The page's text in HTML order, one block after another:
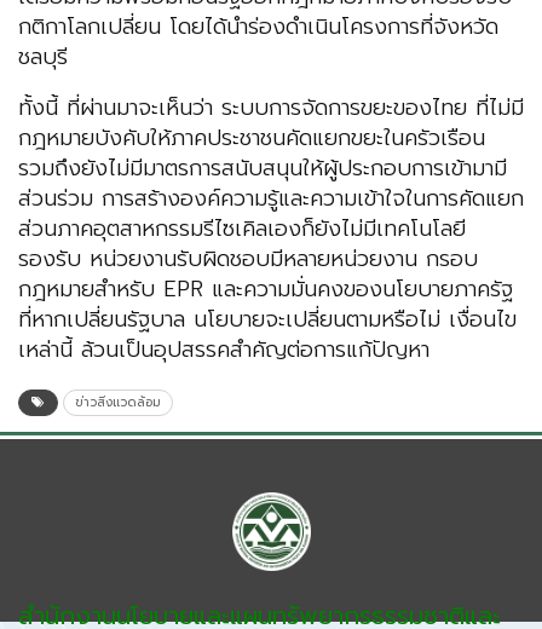
กติกาโลกเปลี่ยน โดยได้นำร่องดำเนินโครงการที่จังหวัด
ชลบุรี
ทั้งนี้ ที่ผ่านมาจะเห็นว่า ระบบการจัดการขยะของไทย ที่ไม่มี
กฎหมายบังคับให้ภาคประชาชนคัดแยกขยะในครัวเรือน
รวมถึงยังไม่มีมาตรการสนับสนุนให้ผู้ประกอบการเข้ามามี
ส่วนร่วม การสร้างองค์ความรู้และความเข้าใจในการคัดแยก
ส่วนภาคอุตสาหกรรมรีไซเคิลเองก็ยังไม่มีเทคโนโลยี
รองรับ หน่วยงานรับผิดชอบมีหลายหน่วยงาน กรอบ
กฎหมายสำหรับ EPR และความมั่นคงของนโยบายภาครัฐ
ที่หากเปลี่ยนรัฐบาล นโยบายจะเปลี่ยนตามหรือไม่ เงื่อนไข
เหล่านี้ ล้วนเป็นอุปสรรคสำคัญต่อการแก้ปัญหา
ข่าวสิ่งแวดล้อม
สำนักงานนโยบายและแผนทรัพยากรธรรมชาติและ